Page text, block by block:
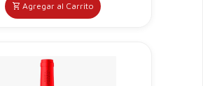
Agregar al Carrito